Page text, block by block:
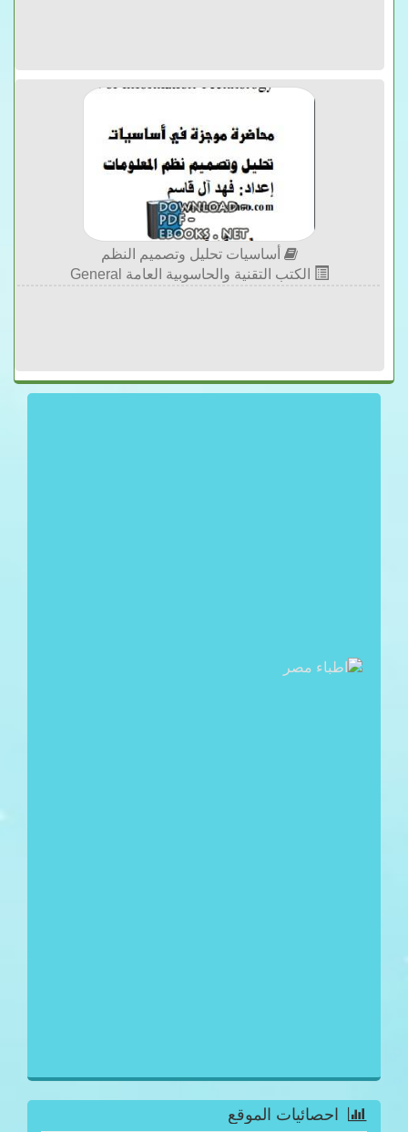
أساسيات تحليل وتصميم النظم
الكتب التقنية والحاسوبية العامة General
احصائيات الموقع